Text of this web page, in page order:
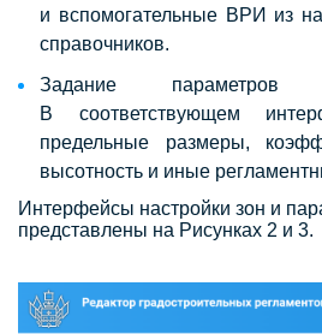
и вспомогательные ВРИ из
справочников.
Задание параметров
В соответствующем
предельные размеры,
высотность и иные
Интерфейсы настройки зон и
представлены на Рисунках 2 и 3.